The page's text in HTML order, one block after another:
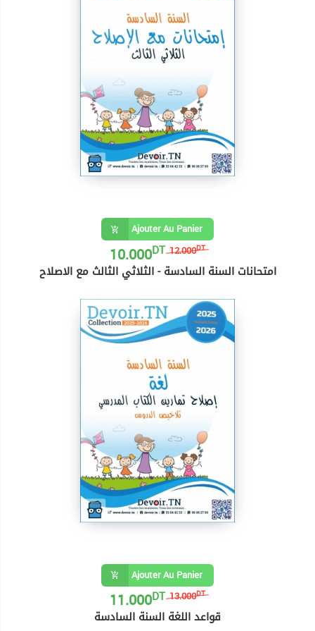
Ajouter Au Panier
12.000DT
10.000DT
امتحانات السنة السادسة - الثلاثي الثالث مع الاصلاح
Ajouter Au Panier
13.000DT
11.000DT
قواعد اللغة السنة السادسة